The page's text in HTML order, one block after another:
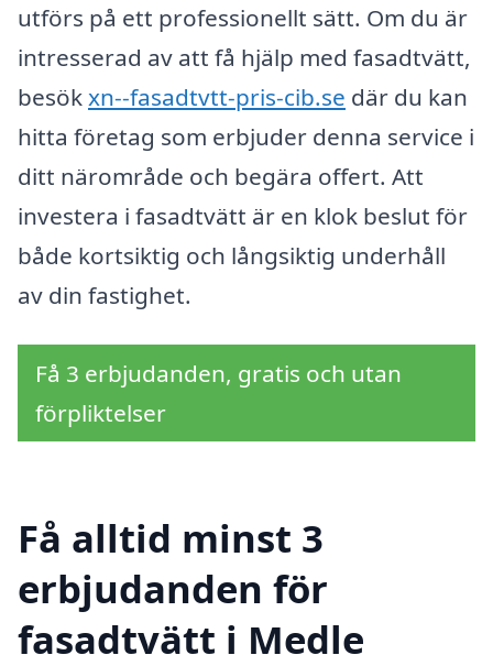
utförs på ett professionellt sätt. Om du är
intresserad av att få hjälp med fasadtvätt,
besökxn--fasadtvtt-pris-cib.se där du kan
hitta företag som erbjuder denna service i
ditt närområde och begära offert. Att
investera i fasadtvätt är en klok beslut för
både kortsiktig och långsiktig underhåll
av din fastighet.
Få 3 erbjudanden, gratis och utan
förpliktelser
Få alltid minst 3
erbjudanden för
fasadtvätt i Medle